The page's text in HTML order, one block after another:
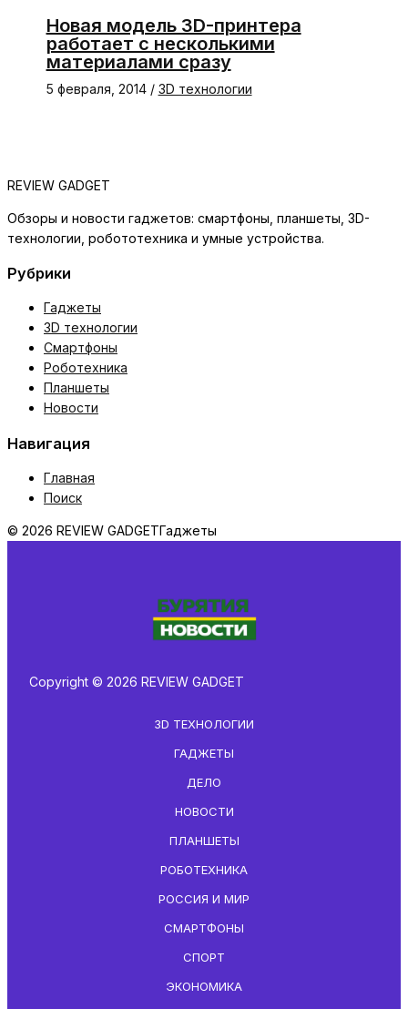
Новая модель 3D-принтера
работает с несколькими
материалами сразу
5 февраля, 2014 / 3D технологии
REVIEW GADGET
Обзоры и новости гаджетов: смартфоны, планшеты, 3D-
технологии, робототехника и умные устройства.
Рубрики
Гаджеты
3D технологии
Смартфоны
Роботехника
Планшеты
Новости
Навигация
Главная
Поиск
© 2026 REVIEW GADGETГаджеты
Copyright © 2026 REVIEW GADGET
3D ТЕХНОЛОГИИ
ГАДЖЕТЫ
ДЕЛО
НОВОСТИ
ПЛАНШЕТЫ
РОБОТЕХНИКА
РОССИЯ И МИР
СМАРТФОНЫ
СПОРТ
ЭКОНОМИКА